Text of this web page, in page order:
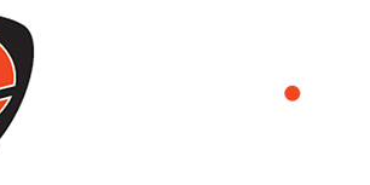
that we provide you the best experience
to browse this website, you accept
help us analyze how the website is used and
To learn more or to find out how
you can access our